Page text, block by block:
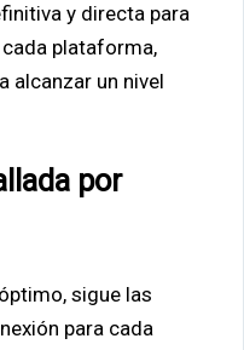
y directa para
plataforma,
alcanzar un nivel
por
sigue las
para cada